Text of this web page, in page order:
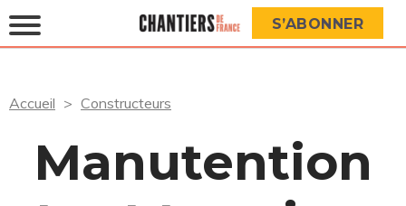
S’ABONNER
Accueil Constructeurs
Manutention